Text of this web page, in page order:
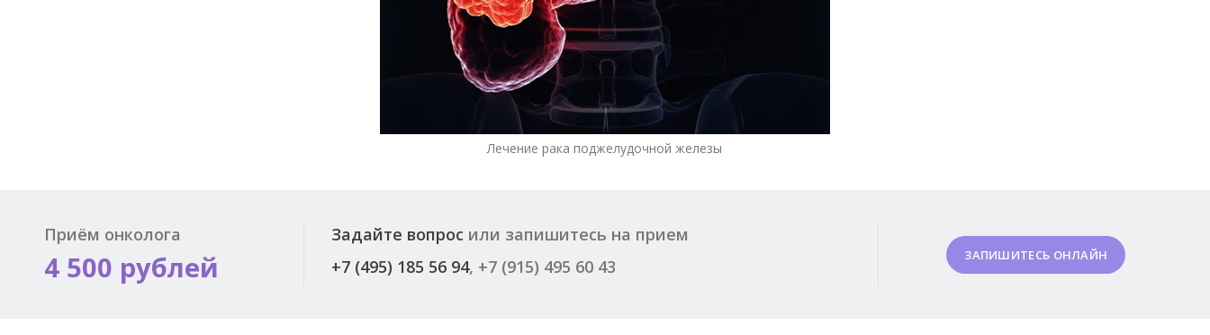
Лечение рака поджелудочной железы
Приём онколога
4 500 рублей
Задайте вопрос или запишитесь на прием
+7 (495) 185 56 94, +7 (915) 495 60 43
ЗАПИШИТЕСЬ ОНЛАЙН